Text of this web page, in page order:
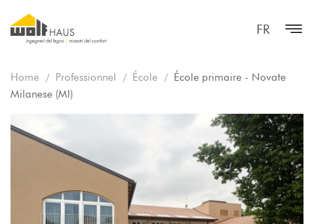
FR
Home Professionnel École
École primaire - Novate
Milanese (MI)